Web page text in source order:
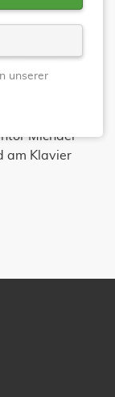
mitsingen
eingeladen.
Michael
am Klavier
unserer